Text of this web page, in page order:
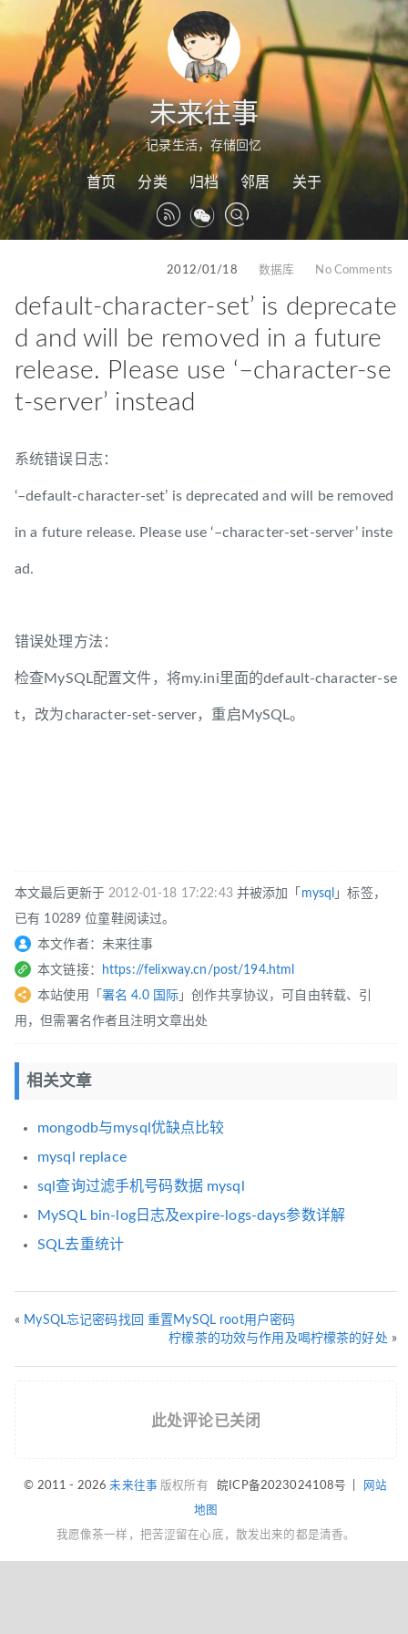
未来往事
记录生活，存储回忆
首页 分类 归档 邻居 关于
2012/01/18 数据库 No Comments
default-character-set’ is deprecate
d and will be removed in a future
release. Please use ‘–character-se
t-server’ instead
系统错误日志：
‘–default-character-set’ is deprecated and will be removed
in a future release. Please use ‘–character-set-server’ inste
ad.
错误处理方法：
检查MySQL配置文件，将my.ini里面的default-character-se
t，改为character-set-server，重启MySQL。
本文最后更新于2012-01-18 17:22:43并被添加「 mysql 」标签，
已有 10289 位童鞋阅读过。
本文作者：未来往事
本文链接：
https://felixway.cn/post/194.html
本站使用「 署名 4.0 国际 」创作共享协议，可自由转载、引
用，但需署名作者且注明文章出处
相关文章
mongodb与mysql优缺点比较
mysql replace
sql查询过滤手机号码数据 mysql
MySQL bin-log日志及expire-logs-days参数详解
SQL去重统计
« MySQL忘记密码找回 重置MySQL root用户密码
柠檬茶的功效与作用及喝柠檬茶的好处 »
此处评论已关闭
© 2011 - 2026未来往事 版权所有 皖ICP备2023024108号 网站
地图
我愿像茶一样，把苦涩留在心底，散发出来的都是清香。